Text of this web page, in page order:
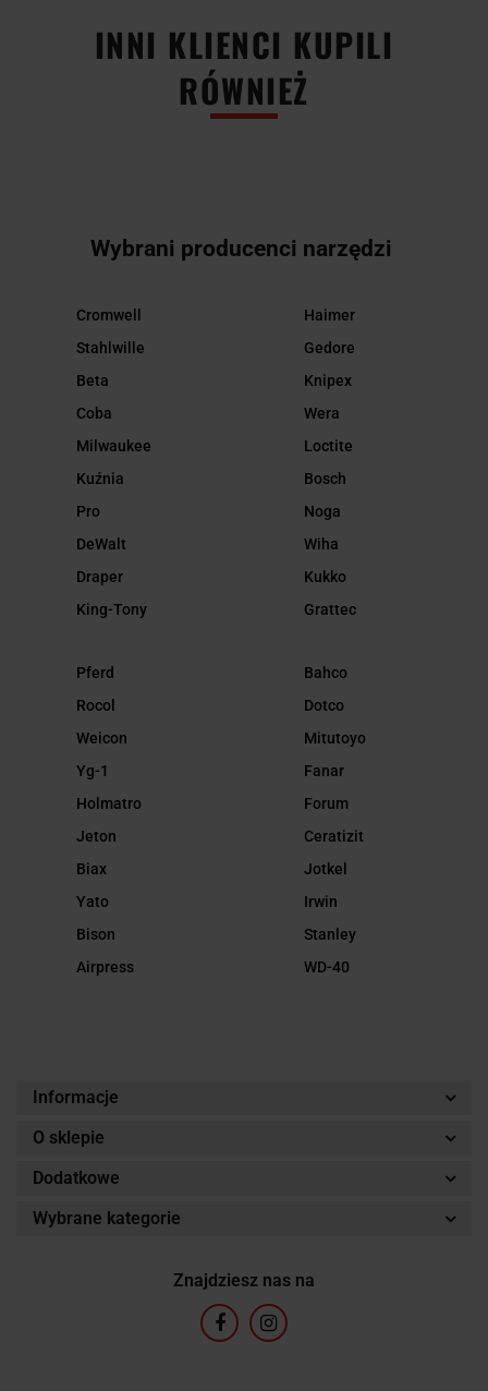
INNI KLIENCI KUPILI
RÓWNIEŻ
Wybrani producenci narzędzi
Cromwell
Stahlwille
Beta
Coba
Milwaukee
Kuźnia
Pro
DeWalt
Draper
King-Tony
Haimer
Gedore
Knipex
Wera
Loctite
Bosch
Noga
Wiha
Kukko
Grattec
Pferd
Rocol
Weicon
Yg-1
Holmatro
Jeton
Biax
Yato
Bison
Airpress
Bahco
Dotco
Mitutoyo
Fanar
Forum
Ceratizit
Jotkel
Irwin
Stanley
WD-40
Informacje
O sklepie
Dodatkowe
Wybrane kategorie
Znajdziesz nas na